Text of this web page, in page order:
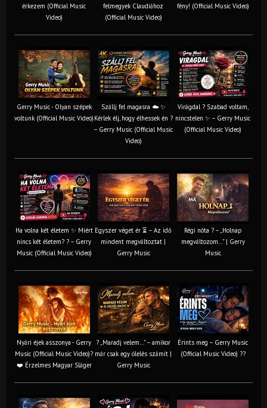
érkezem (Official Music
Video)
felmegyek Claudiához
(Official Music Video)
fény! (Official Music Video)
Gerry Music - Olyan szépek
voltunk (Official Music Video)
Szállj fel magasra ☁️ ✨
Kérlek élj, hogy élhessek én ?
– Gerry Music (Official Music
Video)
Virágdal ? Szabad voltam,
nincstelen ✨ – Gerry Music
(Official Music Video)
Ha volna két életem ✨ Miért
nincs két életem? ? – Gerry
Music (Official Music Video)
Egyszer véget ér ⏳ – Az idő
mindent megváltoztat |
Gerry Music
Régi nóta ? – „Holnap
megváltozom…” | Gerry
Music
Nyári éjek asszonya - Gerry
Music (Official Music Video)?
❤️ Érzelmes Magyar Sláger
? „Maradj velem…” – amikor
már csak egy ölelés számít |
Gerry Music
Érints meg – Gerry Music
(Official Music Video) ??